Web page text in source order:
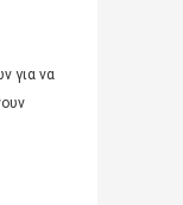
για να